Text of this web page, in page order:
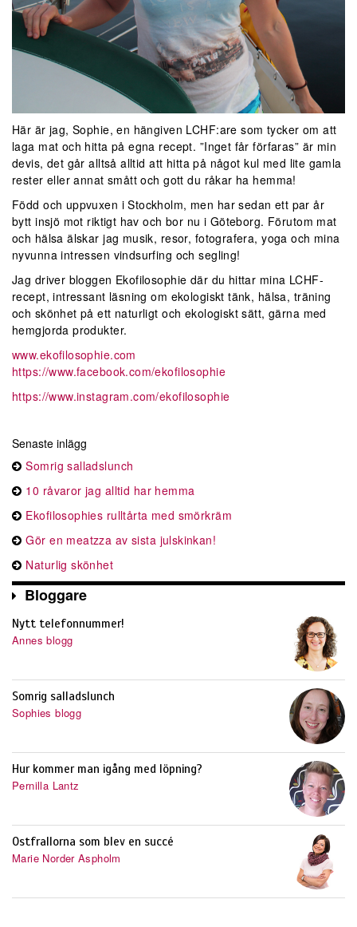
Här är jag, Sophie, en hängiven LCHF:are som tycker om att
laga mat och hitta på egna recept. ”Inget får förfaras” är min
devis, det går alltså alltid att hitta på något kul med lite gamla
rester eller annat smått och gott du råkar ha hemma!
Född och uppvuxen i Stockholm, men har sedan ett par år
bytt insjö mot riktigt hav och bor nu i Göteborg. Förutom mat
och hälsa älskar jag musik, resor, fotografera, yoga och mina
nyvunna intressen vindsurfing och segling!
Jag driver bloggen Ekofilosophie där du hittar mina LCHF-
recept, intressant läsning om ekologiskt tänk, hälsa, träning
och skönhet på ett naturligt och ekologiskt sätt, gärna med
hemgjorda produkter.
www.ekofilosophie.com
https://www.facebook.com/ekofilosophie
https://www.instagram.com/ekofilosophie
Senaste inlägg
Somrig salladslunch
10 råvaror jag alltid har hemma
Ekofilosophies rulltårta med smörkräm
Gör en meatzza av sista julskinkan!
Naturlig skönhet
Bloggare
Nytt telefonnummer!
Annes blogg
Somrig salladslunch
Sophies blogg
Hur kommer man igång med löpning?
Pernilla Lantz
Ostfrallorna som blev en succé
Marie Norder Aspholm